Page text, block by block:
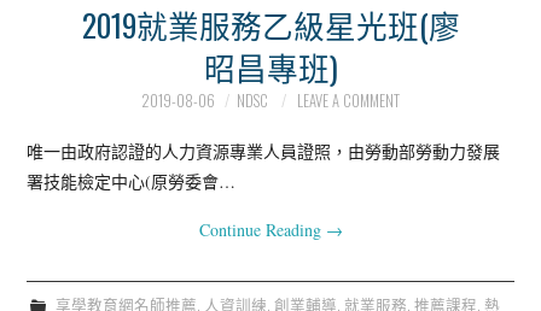
2019就業服務乙級星光班(廖
昭昌專班)
2019-08-06 NDSC LEAVE A COMMENT
唯一由政府認證的人力資源專業人員證照，由勞動部勞動力發展
署技能檢定中心(原勞委會…
Continue Reading →
享學教育網名師推薦 人資訓練 創業輔導 就業服務 推薦課程 熱